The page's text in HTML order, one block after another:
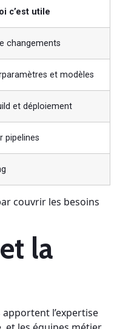
c’est utile
changements
et modèles
et déploiement
pipelines
couvrir les besoins
la
l’expertise